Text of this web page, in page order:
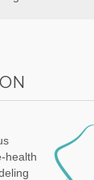
health